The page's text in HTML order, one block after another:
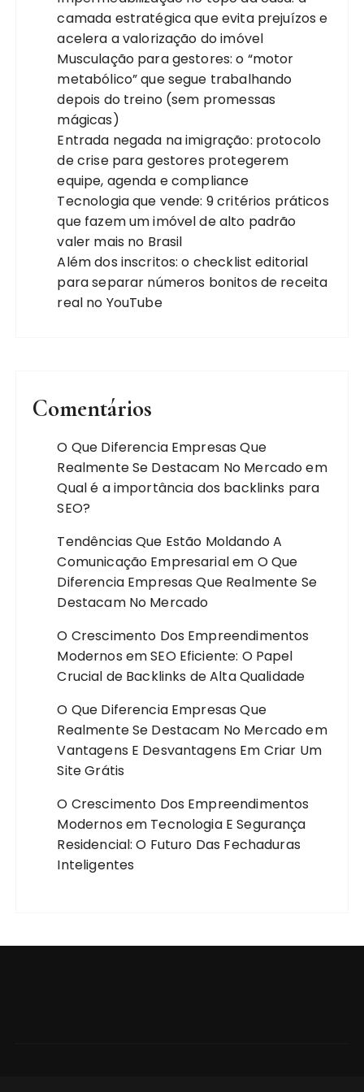
camada estratégica que evita prejuízos e
acelera a valorização do imóvel
Musculação para gestores: o “motor
metabólico” que segue trabalhando
depois do treino (sem promessas
mágicas)
Entrada negada na imigração: protocolo
de crise para gestores protegerem
equipe, agenda e compliance
Tecnologia que vende: 9 critérios práticos
que fazem um imóvel de alto padrão
valer mais no Brasil
Além dos inscritos: o checklist editorial
para separar números bonitos de receita
real no YouTube
Comentários
O Que Diferencia Empresas Que
Realmente Se Destacam No Mercadoem
Qual é a importância dos backlinks para
SEO?
Tendências Que Estão Moldando A
Comunicação Empresarialem O Que
Diferencia Empresas Que Realmente Se
Destacam No Mercado
O Crescimento Dos Empreendimentos
Modernos emSEO Eficiente: O Papel
Crucial de Backlinks de Alta Qualidade
O Que Diferencia Empresas Que
Realmente Se Destacam No Mercadoem
Vantagens E Desvantagens Em Criar Um
Site Grátis
O Crescimento Dos Empreendimentos
Modernos em Tecnologia E Segurança
Residencial: O Futuro Das Fechaduras
Inteligentes